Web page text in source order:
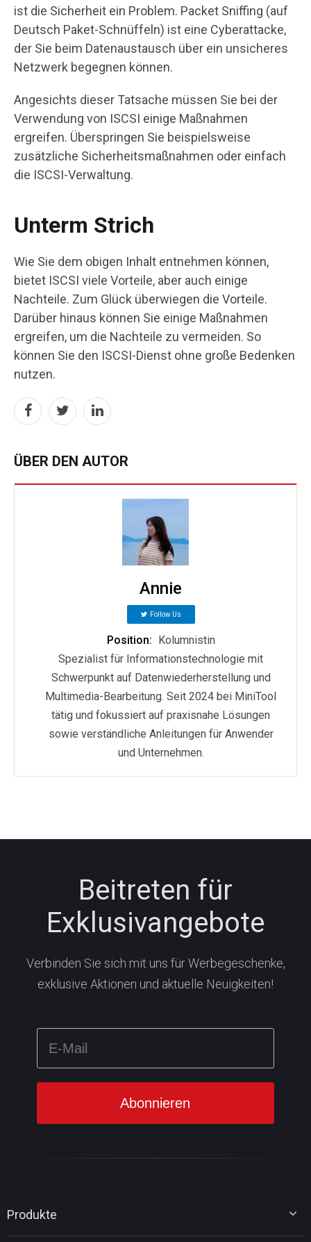
ist die Sicherheit ein Problem. Packet Sniffing (auf
Deutsch Paket-Schnüffeln) ist eine Cyberattacke,
der Sie beim Datenaustausch über ein unsicheres
Netzwerk begegnen können.
Angesichts dieser Tatsache müssen Sie bei der
Verwendung von ISCSI einige Maßnahmen
ergreifen. Überspringen Sie beispielsweise
zusätzliche Sicherheitsmaßnahmen oder einfach
die ISCSI-Verwaltung.
Unterm Strich
Wie Sie dem obigen Inhalt entnehmen können,
bietet ISCSI viele Vorteile, aber auch einige
Nachteile. Zum Glück überwiegen die Vorteile.
Darüber hinaus können Sie einige Maßnahmen
ergreifen, um die Nachteile zu vermeiden. So
können Sie den ISCSI-Dienst ohne große Bedenken
nutzen.
ÜBER DEN AUTOR
Annie
Follow Us
Position: Kolumnistin
Spezialist für Informationstechnologie mit
Schwerpunkt auf Datenwiederherstellung und
Multimedia-Bearbeitung. Seit 2024 bei MiniTool
tätig und fokussiert auf praxisnahe Lösungen
sowie verständliche Anleitungen für Anwender
und Unternehmen.
Beitreten für
Exklusivangebote
Verbinden Sie sich mit uns für Werbegeschenke,
exklusive Aktionen und aktuelle Neuigkeiten!
Produkte